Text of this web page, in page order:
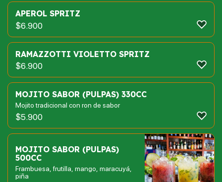
APEROL SPRITZ
$6.900
RAMAZZOTTI VIOLETTO SPRITZ
$6.900
MOJITO SABOR (PULPAS) 330CC
Mojito tradicional con ron de sabor
$5.900
MOJITO SABOR (PULPAS)
500CC
Frambuesa, frutilla, mango, maracuyá,
piña